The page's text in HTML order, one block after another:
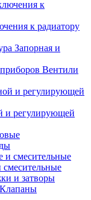
к радиатору
Запорная и
Вентили
и регулирующей
смесительные
и затворы
Клапаны